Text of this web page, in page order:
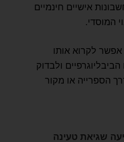
אישיים חינמיים
המוסדי.
לקרוא אותו
ולבדוק
הספרייה או מקור